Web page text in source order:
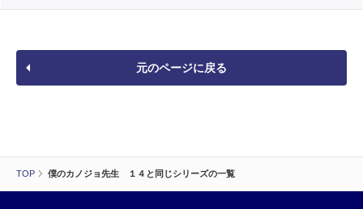
TOP 僕のカノジョ先生 １４と同じシリーズの一覧
元のページに戻る